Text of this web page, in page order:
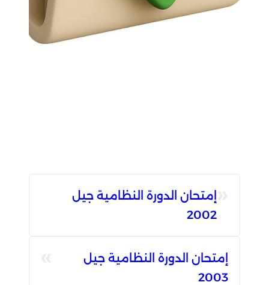
إمتحان الدورة النظامية جيل
2002
إمتحان الدورة النظامية جيل
2003